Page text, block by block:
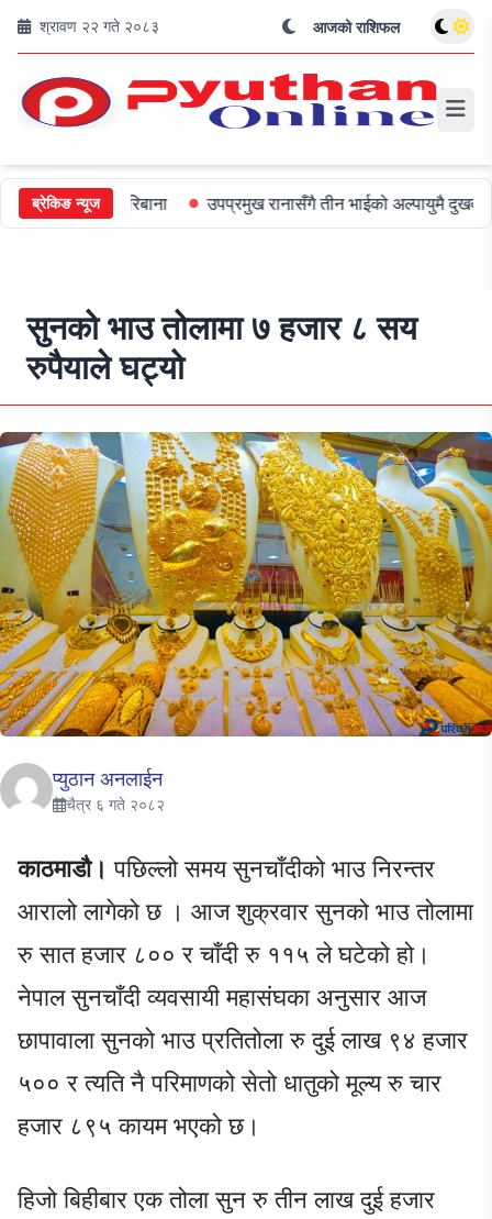
श्रावण २२ गते २०८३ आजको राशिफल
ब्रेकिङ न्यूज
जरिबाना उपप्रमुख रानासँगै तीन भाईको अल्पायुमै दुखद निधन
सुनको भाउ तोलामा ७ हजार ८ सय
रुपैयाले घट्यो
प्युठान अनलाईन
चैत्र ६ गते २०८२
काठमाडौ।पछिल्लो समय सुनचाँदीको भाउ निरन्तर
आरालो लागेको छ । आज शुक्रवार सुनको भाउ तोलामा
रु सात हजार ८०० र चाँदी रु ११५ ले घटेको हो।
नेपाल सुनचाँदी व्यवसायी महासंघका अनुसार आज
छापावाला सुनको भाउ प्रतितोला रु दुई लाख ९४ हजार
५०० र त्यति नै परिमाणको सेतो धातुको मूल्य रु चार
हजार ८९५ कायम भएको छ।
हिजो बिहीबार एक तोला सुन रु तीन लाख दुई हजार